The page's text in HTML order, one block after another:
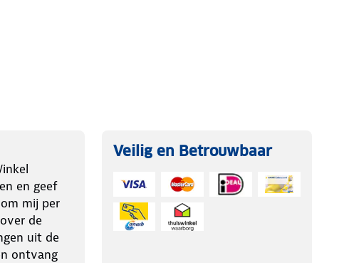
en geef
mij per
de
uit de
ontvang
Veilig en Betrouwbaar